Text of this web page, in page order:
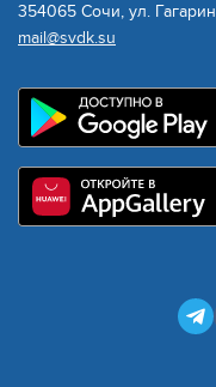
354065 Сочи, ул.
mail@svdk.su